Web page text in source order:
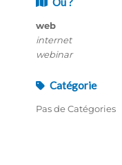
web
internet
webinar
Catégorie
Pas de Catégories